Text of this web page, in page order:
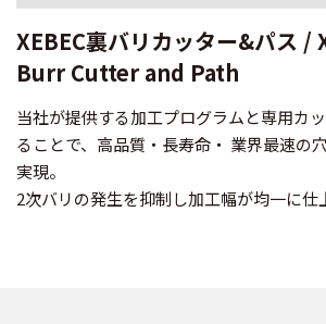
XEBEC裏バリカッター&パス /
Burr Cutter and Path
当社が提供する加工プログラムと専用カ
ることで、高品質・長寿命・ 業界最速の
実現。
2次バリの発生を抑制し加工幅が均一に仕